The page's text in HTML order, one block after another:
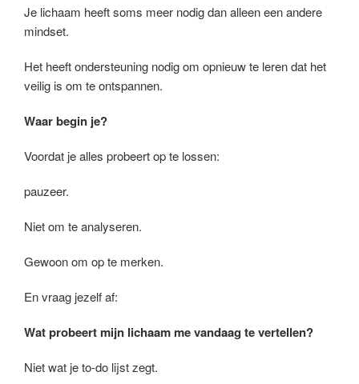
Je lichaam heeft soms meer nodig dan alleen een andere
mindset.
Het heeft ondersteuning nodig om opnieuw te leren dat het
veilig is om te ontspannen.
Waar begin je?
Voordat je alles probeert op te lossen:
pauzeer.
Niet om te analyseren.
Gewoon om op te merken.
En vraag jezelf af:
Wat probeert mijn lichaam me vandaag te vertellen?
Niet wat je to-do lijst zegt.